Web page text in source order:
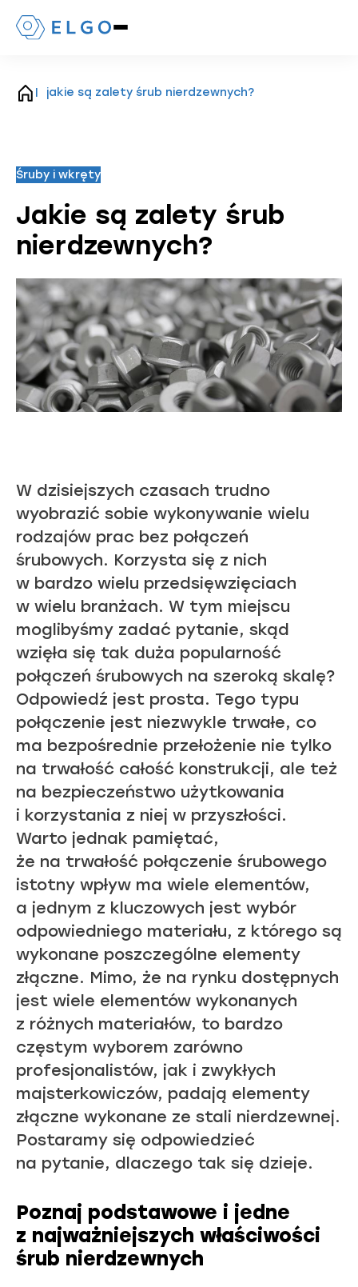
Naciśnij,
zamknąć
stronajakie są zalety śrub nierdzewnych?
Śruby i wkręty
Jakie są zalety śrub
nierdzewnych?
W dzisiejszych czasach trudno
wyobrazić sobie wykonywanie wielu
rodzajów prac bez połączeń
śrubowych. Korzysta się z nich
w bardzo wielu przedsięwzięciach
w wielu branżach. W tym miejscu
moglibyśmy zadać pytanie, skąd
wzięła się tak duża popularność
połączeń śrubowych na szeroką skalę?
Odpowiedź jest prosta. Tego typu
połączenie jest niezwykle trwałe, co
ma bezpośrednie przełożenie nie tylko
na trwałość całość konstrukcji, ale też
na bezpieczeństwo użytkowania
i korzystania z niej w przyszłości.
Warto jednak pamiętać,
że na trwałość połączenie śrubowego
istotny wpływ ma wiele elementów,
a jednym z kluczowych jest wybór
odpowiedniego materiału, z którego są
wykonane poszczególne elementy
złączne. Mimo, że na rynku dostępnych
jest wiele elementów wykonanych
z różnych materiałów, to bardzo
częstym wyborem zarówno
profesjonalistów, jak i zwykłych
majsterkowiczów, padają elementy
złączne wykonane ze stali nierdzewnej.
Postaramy się odpowiedzieć
na pytanie, dlaczego tak się dzieje.
Poznaj podstawowe i jedne
z najważniejszych właściwości
śrub nierdzewnych